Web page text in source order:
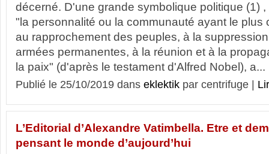
décerné. D'une grande symbolique politique (1)
"la personnalité ou la communauté ayant le plus
au rapprochement des peuples, à la
armées permanentes, à la réunion et à la
la paix" (d'après le testament d'Alfred Nobel), a...
Publié le 25/10/2019 dans eklektik par centrifuge |
L’Editorial d’Alexandre Vatimbella. Etre et
pensant le monde d’aujourd’hui